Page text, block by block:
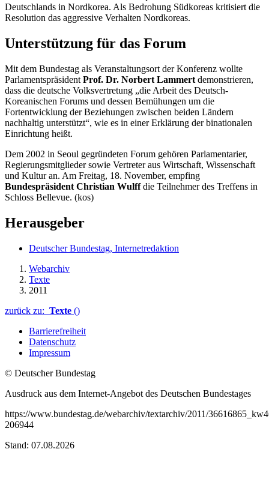
Deutschlands in Nordkorea. Als Bedrohung Südkoreas kritisiert die
Resolution das aggressive Verhalten Nordkoreas.
Unterstützung für das Forum
Mit dem Bundestag als Veranstaltungsort der Konferenz wollte
Parlamentspräsident Prof. Dr. Norbert Lammert demonstrieren,
dass die deutsche Volksvertretung „die Arbeit des Deutsch-
Koreanischen Forums und dessen Bemühungen um die
Fortentwicklung der Beziehungen zwischen beiden Ländern
nachhaltig unterstützt“, wie es in einer Erklärung der binationalen
Einrichtung heißt.
Dem 2002 in Seoul gegründeten Forum gehören Parlamentarier,
Regierungsmitglieder sowie Vertreter aus Wirtschaft, Wissenschaft
und Kultur an. Am Freitag, 18. November, empfing
Bundespräsident Christian Wulffdie Teilnehmer des Treffens in
Schloss Bellevue. (kos)
Herausgeber
Deutscher Bundestag, Internetredaktion
Webarchiv
Texte
2011
zurück zu: Texte ()
Barrierefreiheit
Datenschutz
Impressum
© Deutscher Bundestag
Ausdruck aus dem Internet-Angebot des Deutschen Bundestages
https://www.bundestag.de/webarchiv/textarchiv/2011/
206944
Stand: 07.08.2026